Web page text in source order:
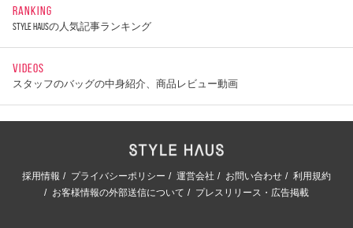
RANKING
STYLE HAUSの人気記事ランキング
VIDEOS
スタッフのバッグの中身紹介、商品レビュー動画
採用情報 プライバシーポリシー 運営会社 お問い合わせ
利用規約
お客様情報の外部送信について
プレスリリース・広告掲載